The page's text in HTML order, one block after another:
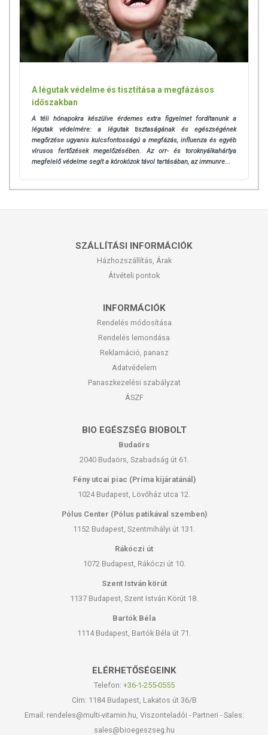
A légutak védelme és tisztítása a megfázásos
időszakban
A téli hónapokra készülve érdemes extra figyelmet fordítanunk a
légutak védelmére: a légutak tisztaságának és egészségének
megőrzése ugyanis kulcsfontosságú a megfázás, influenza és egyéb
vírusos fertőzések megelőzésében. Az orr- és toroknyálkahártya
megfelelő védelme segít a kórokózok távol tartásában, az immunre...
SZÁLLÍTÁSI INFORMÁCIÓK
Házhozszállítás, Árak
Átvételi pontok
INFORMÁCIÓK
Rendelés módosítása
Rendelés lemondása
Reklamáció, panasz
Adatvédelem
Panaszkezelési szabályzat
ÁSZF
BIO EGÉSZSÉG BIOBOLT
Budaörs
2040 Budaörs, Szabadság út 61.
Fény utcai piac (Príma kijáratánál)
1024 Budapest, Lövőház utca 12.
Pólus Center (Pólus patikával szemben)
1152 Budapest, Szentmihályi út 131.
Rákóczi út
1072 Budapest, Rákóczi út 10.
Szent István körút
1137 Budapest, Szent István Körút 18.
Bartók Béla
1114 Budapest, Bartók Béla út 71.
ELÉRHETŐSÉGEINK
Telefon: +36-1-255-0555
Cím: 1184 Budapest, Lakatos út 36/B
Email: rendeles@multi-vitamin.hu, Viszonteladói - Partneri - Sales:
sales@bioegeszseg.hu